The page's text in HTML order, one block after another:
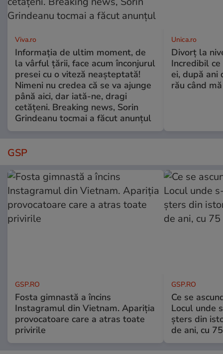
Viva.ro
Informația de ultim moment, de
la vârful țării, face acum înconjurul
presei cu o viteză neașteptată!
Nimeni nu credea că se va ajunge
până aici, dar iată-ne, dragi
cetățeni. Breaking news, Sorin
Grindeanu tocmai a făcut anunțul
Unica.ro
Divorț la
Incredibil
ei, după ani
rău când
GSP
GSP.RO
Fosta gimnastă a încins
Instagramul din Vietnam. Apariția
provocatoare care a atras toate
privirile
GSP.RO
Ce se
Locul unde
șters din
de ani, cu